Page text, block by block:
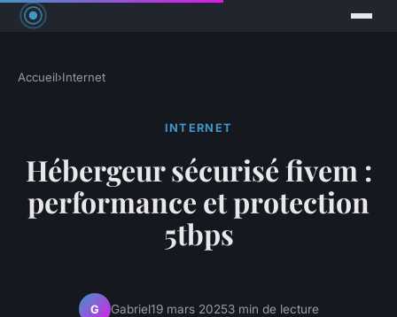
Accueil›Internet
INTERNET
Hébergeur sécurisé fivem :
performance et protection
5tbps
G Gabriel19 mars 20253 min de lecture